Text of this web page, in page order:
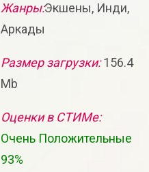
Жанры:Экшены, Инди,
Аркады
Размер загрузки:156.4
Mb
Оценки в СТИМе:
Очень Положительные
93%